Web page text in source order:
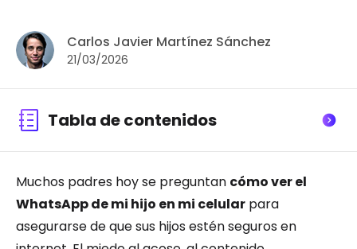
Carlos Javier Martínez Sánchez
21/03/2026
Tabla de contenidos
Muchos padres hoy se preguntan cómo ver el
WhatsApp de mi hijo en mi celular para
asegurarse de que sus hijos estén seguros en